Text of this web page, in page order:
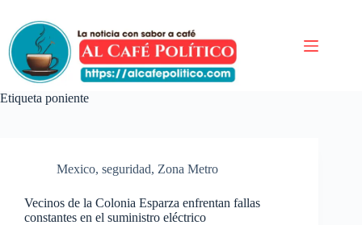
contenido
Etiqueta poniente
Mexico, seguridad, Zona Metro
Vecinos de la Colonia Esparza enfrentan fallas
constantes en el suministro eléctrico